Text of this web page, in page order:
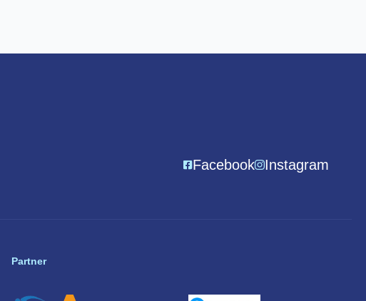
Facebook Instagram
Partner